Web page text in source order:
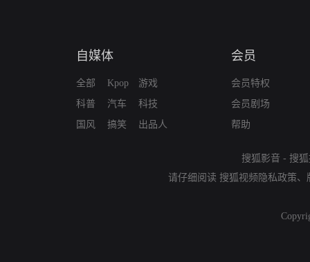
自媒体
全部
科普
国风
Kpop
汽车
搞笑
游戏
科技
出品人
会员
会员特权
会员剧场
帮助
搜狐影音 - 搜
请仔细阅读 搜狐视频隐私政策、